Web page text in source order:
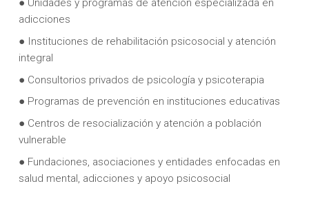
● Unidades y programas de atención especializada en
adicciones
● Instituciones de rehabilitación psicosocial y atención
integral
● Consultorios privados de psicología y psicoterapia
● Programas de prevención en instituciones educativas
● Centros de resocialización y atención a población
vulnerable
● Fundaciones, asociaciones y entidades enfocadas en
salud mental, adicciones y apoyo psicosocial